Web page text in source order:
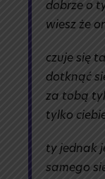
dobrze o
wiesz że
czuje się
dotknąć
za tobą
tylko
ty jednak
samego